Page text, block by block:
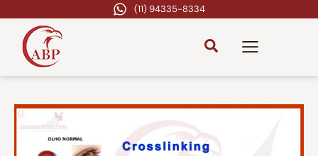
(11) 94335-8334